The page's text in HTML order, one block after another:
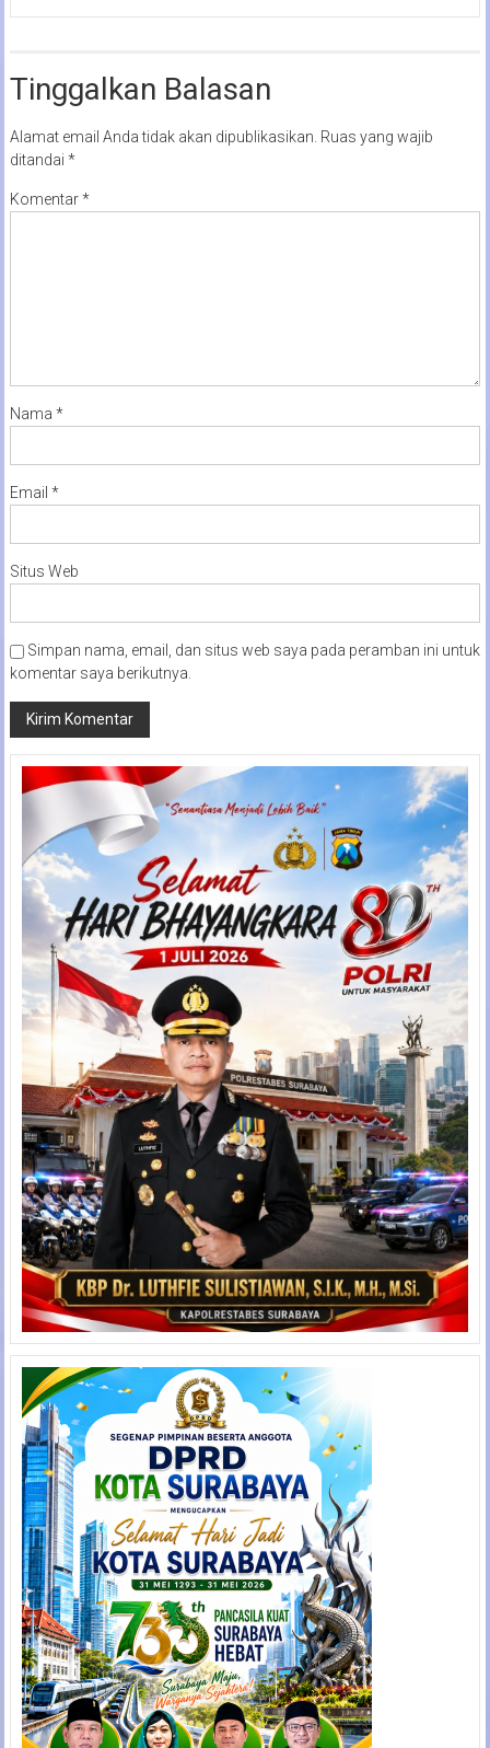
Tinggalkan Balasan
Alamat email Anda tidak akan dipublikasikan. Ruas yang wajib
ditandai *
Komentar*
Nama *
Email *
Situs Web
Simpan nama, email, dan situs web saya pada peramban ini untuk
komentar saya berikutnya.